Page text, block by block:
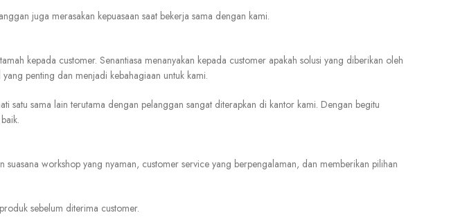
juga merasakan kepuasaan saat bekerja sama dengan kami.
kepada customer. Senantiasa menanyakan kepada customer apakah solusi yang diberikan oleh
penting dan menjadi kebahagiaan untuk kami.
sama lain terutama dengan pelanggan sangat diterapkan di kantor kami. Dengan begitu
workshop yang nyaman, customer service yang berpengalaman, dan memberikan pilihan
sebelum diterima customer.